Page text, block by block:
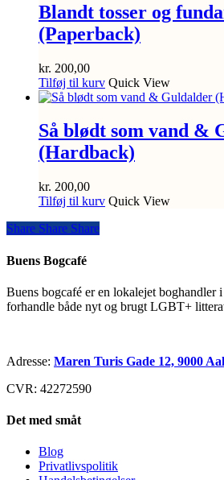
Blandt tosser og
(Paperback)
kr. 200,00
Tilføj til kurv Quick View
Så blødt som vand &
(Hardback)
kr. 200,00
Tilføj til kurv Quick View
Share
Share Share Share
Buens Bogcafé
Buens bogcafé er en lokalejet boghandler
forhandle både nyt og brugt LGBT+
Adresse: Maren Turis Gade 12, 9000
CVR: 42272590
Det med småt
Blog
Privatlivspolitik